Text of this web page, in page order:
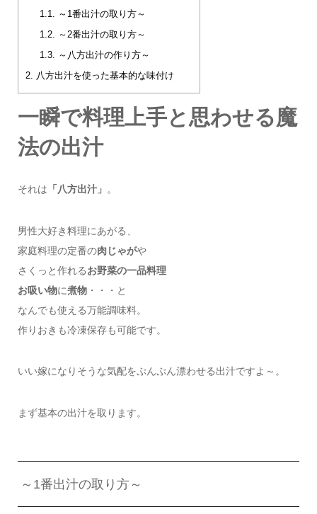
1.1. ～1番出汁の取り方～
1.2. ～2番出汁の取り方～
1.3. ～八方出汁の作り方～
2. 八方出汁を使った基本的な味付け
一瞬で料理上手と思わせる魔
法の出汁
それは 「八方出汁」 。
男性大好き料理にあがる、
家庭料理の定番の肉じゃがや
さくっと作れるお野菜の一品料理
お吸い物に煮物・・・と
なんでも使える万能調味料。
作りおきも冷凍保存も可能です。
いい嫁になりそうな気配をぷんぷん漂わせる出汁ですよ～。
まず基本の出汁を取ります。
～1番出汁の取り方～